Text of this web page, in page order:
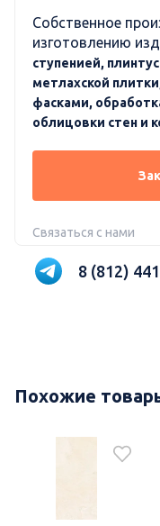
Собственное
изготовлению
ступенией,
метлахской
фасками,
облицовки стен и
Связаться с нами
8 (812)
Похожие